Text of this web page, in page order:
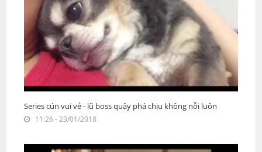
Series cún vui vẻ - lũ boss quậy phá chịu không nỗi luôn
11:26 - 23/01/2018